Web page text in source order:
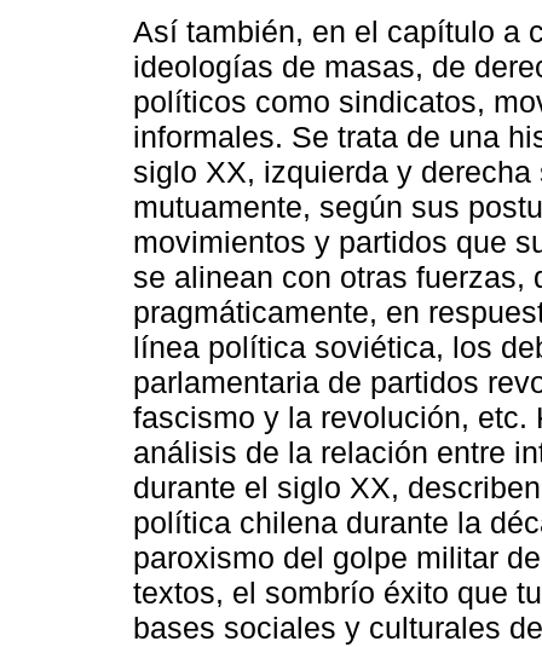
Así también, en el capítulo a
ideologías de masas, de
políticos como sindicatos,
informales. Se trata de una
siglo XX, izquierda y
mutuamente, según sus
movimientos y partidos que
se alinean con otras fuerzas,
pragmáticamente, en
línea política soviética, los
parlamentaria de partidos
fascismo y la revolución, etc.
análisis de la relación entre
durante el siglo XX,
política chilena durante la
paroxismo del golpe militar
textos, el sombrío éxito que
bases sociales y culturales